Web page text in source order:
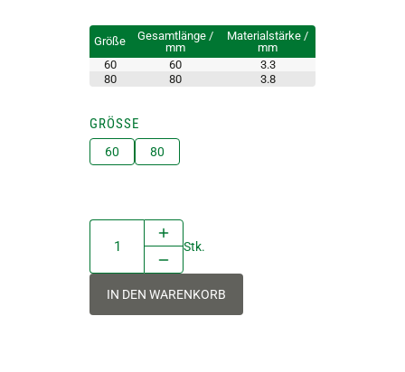
Größe
Gesamtlänge /
mm
Materialstärke /
mm
60
60
3.3
80
80 3.8
GRÖSSE
60 80
Stk.
IN DEN WARENKORB